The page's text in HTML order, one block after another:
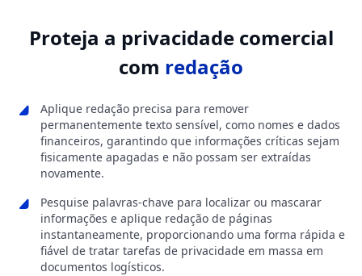
Proteja a privacidade comercial
com redação
Aplique redação precisa para remover
permanentemente texto sensível, como nomes e dados
financeiros, garantindo que informações críticas sejam
fisicamente apagadas e não possam ser extraídas
novamente.
Pesquise palavras-chave para localizar ou mascarar
informações e aplique redação de páginas
instantaneamente, proporcionando uma forma rápida e
fiável de tratar tarefas de privacidade em massa em
documentos logísticos.